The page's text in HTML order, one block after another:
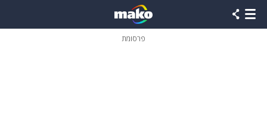
פרסומת